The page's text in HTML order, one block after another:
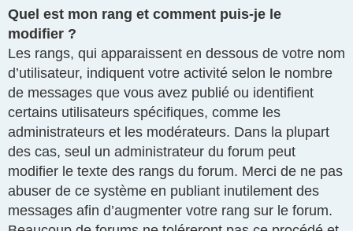
Quel est mon rang et comment puis-je le
modifier ?
Les rangs, qui apparaissent en dessous de votre nom
d’utilisateur, indiquent votre activité selon le nombre
de messages que vous avez publié ou identifient
certains utilisateurs spécifiques, comme les
administrateurs et les modérateurs. Dans la plupart
des cas, seul un administrateur du forum peut
modifier le texte des rangs du forum. Merci de ne pas
abuser de ce système en publiant inutilement des
messages afin d’augmenter votre rang sur le forum.